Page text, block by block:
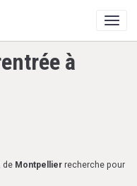
à
de Montpellier recherche pour